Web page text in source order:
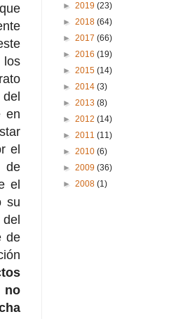
los
en
el
de
el
su
de
no
► 2019 (23)
► 2018 (64)
► 2017 (66)
► 2016 (19)
► 2015 (14)
► 2014 (3)
► 2013 (8)
► 2012 (14)
► 2011 (11)
► 2010 (6)
► 2009 (36)
► 2008 (1)